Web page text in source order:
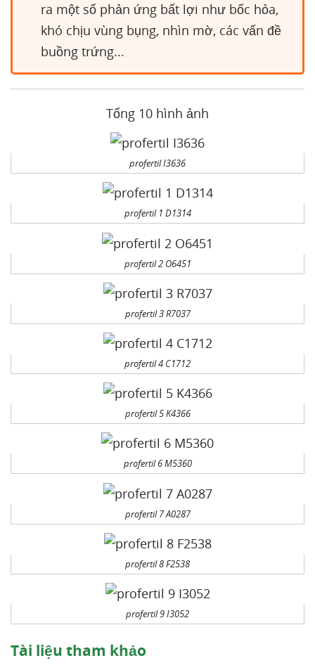
ra một số phản ứng bất lợi như bốc hỏa,
khó chịu vùng bụng, nhìn mờ, các vấn đề
buồng trứng...
Tổng 10 hình ảnh
profertil I3636
profertil 1 D1314
profertil 2 O6451
profertil 3 R7037
profertil 4 C1712
profertil 5 K4366
profertil 6 M5360
profertil 7 A0287
profertil 8 F2538
profertil 9 I3052
Tài liệu tham khảo